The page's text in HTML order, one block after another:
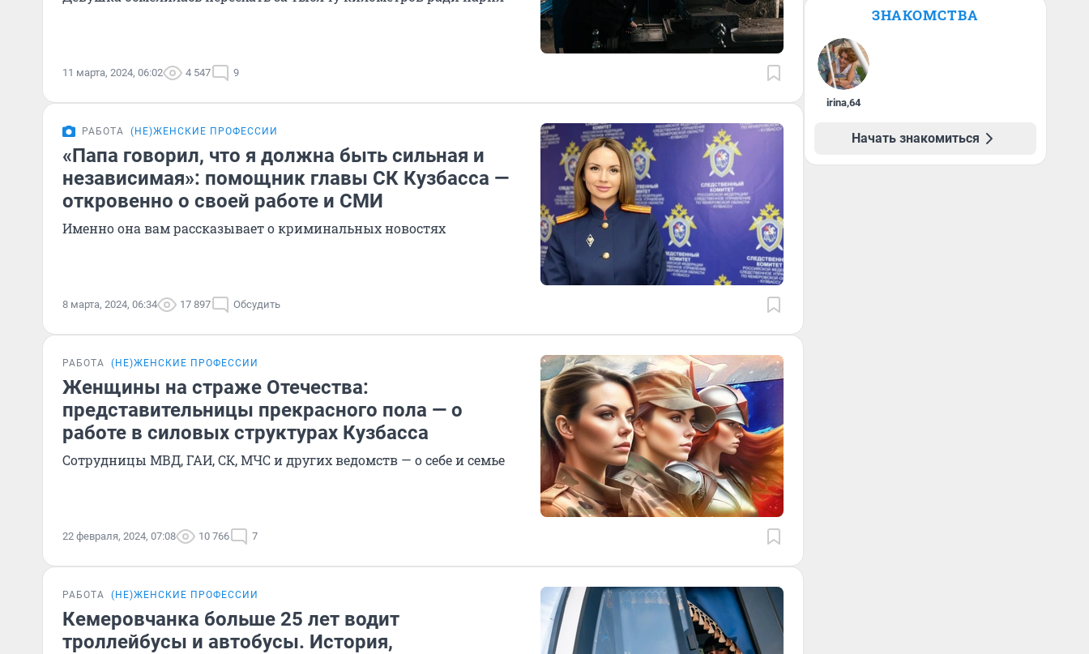
11 марта, 2024, 06:02 4 547 9
РАБОТА (НЕ)ЖЕНСКИЕ ПРОФЕССИИ
«Папа говорил, что я должна быть сильная и
независимая»: помощник главы СК Кузбасса —
откровенно о своей работе и СМИ
Именно она вам рассказывает о криминальных новостях
8 марта, 2024, 06:34 17 897 Обсудить
РАБОТА (НЕ)ЖЕНСКИЕ ПРОФЕССИИ
Женщины на страже Отечества:
представительницы прекрасного пола — о
работе в силовых структурах Кузбасса
Сотрудницы МВД, ГАИ, СК, МЧС и других ведомств — о себе и семье
22 февраля, 2024, 07:08 10 766 7
РАБОТА (НЕ)ЖЕНСКИЕ ПРОФЕССИИ
Кемеровчанка больше 25 лет водит
троллейбусы и автобусы. История,
ЗНАКОМСТВА
irina,64
Начать знакомиться